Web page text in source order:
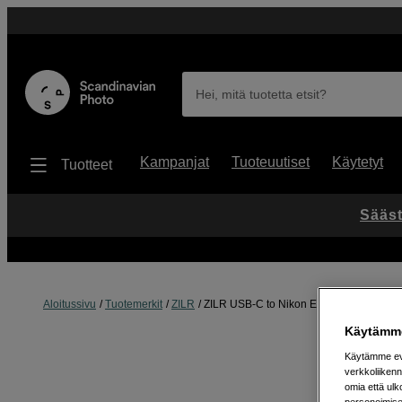
Hei, mitä tuotetta etsit?
Tuotteet Kampanjat Tuoteuutiset Käytetyt
Aloitussivu Tuotemerkit ZILR ZILR USB-C to Nikon EN-EL15 Battery
Käytämme
omia että